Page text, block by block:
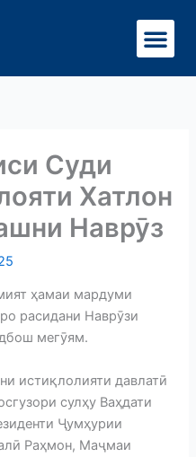
Суди
Хатлон
Наврӯз
ҳамаи мардуми
расидани Наврӯзи
мегӯям.
истиқлолияти давлатӣ
сулҳу Ваҳдати
Ҷумҳурии
Раҳмон, Маҷмаи